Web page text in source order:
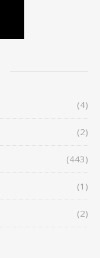
(4)
(2)
(443)
(1)
(2)